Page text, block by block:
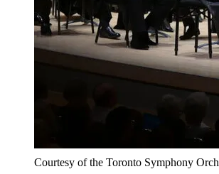
Courtesy of the Toronto Symphony